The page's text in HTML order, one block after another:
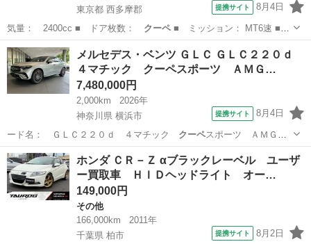
東京都 西多摩郡
提携サイト 8月4日
気量： 2400cc ■ ドア枚数： クーペ■ ミッション： MT6速 ■
店舗…
東京 西多摩郡 トヨタ
メルセデス・ベンツ ＧＬＣ ＧＬＣ２２０ｄ
４マチック クーペスポーツ ＡＭＧ…
7,480,000円
2,000km
2026年
神奈川県 横浜市
提携サイト 8月4日
ード名： ＧＬＣ２２０ｄ ４マチック クーペスポーツ ＡＭＧラ
イン レーダーセーフ…
神奈川 横浜市 ベンツ（メルセデス）
ホンダ ＣＲ－Ｚ αブラックレーベル ユーザ
ー買取車 ＨＩＤヘッドライト オー…
149,000円
その他
166,000km
2011年
千葉県 柏市
提携サイト 8月2日